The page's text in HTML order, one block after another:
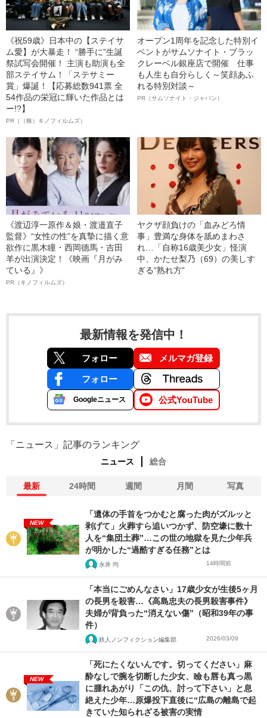
《祝59歳》日本中の【ステイサ
ム愛】が大暴走！ “勝手に”生誕
祭試写会開催！ 主演も助演も全
部ステイサム！「ステサミー
賞」爆誕！【応募総数941票 全
54作品の栄冠に輝いた作品とは
ー!?】
PR（（株）キノフィルムズ）
オープン1周年を記念した特別イ
ベントがサムソナイト・ブラッ
クレーベル銀座店で開催 仕事
も人生も自分らしく～笑顔あふ
れる特別対談～
PR（サムソナイト・ジャパン）
《渡辺淳一原作＆娘・渡邉直子
監督》“女性の性”を真摯に描く意
欲作に黒木瞳・西岡德馬・吉田
羊が出演決定！《映画『月がみ
ている』》
PR（キノフィルムズ）
ヤクザ顔負けの「血みどろ情
事」豊満な身体を舐めまわさ
れ…「自称16歳美少女」怪演
中、かたせ梨乃（69）の美しす
ぎる“熟れ方”
最新情報を発信中！
フォロー メルマガ登録
フォロー
Googleニュース 公式YouTube
「ニュース」記事のランキング
ニュース 総合
最新 24時間 週間 月間 写真
NEW
「遺体の手首をつかむと腐った肉がズルッと
剥げて」火葬すら追いつかず、防空壕に数十
人を“集団土葬”…この世の地獄を見た少年兵
が明かした“過酷すぎる任務”とは
永井 均 14時間前
「本当にごめんなさい」17歳少女が生後5ヶ月
の長男を殺害…《高島忠夫の長男殺害事件》
夫婦が背負った“消えない傷”（昭和39年の事
件）
鉄人ノンフィクション編集部 2026/03/09
NEW
「死にたくないんです。切ってください」麻
酔なしで腕を切断した少女、瞼も唇も真っ黒
に腫れあがり「この仇、討って下さい」と息
絶えた少年…原爆投下直後に“広島の離島で起
きていた知られざる被害の実情